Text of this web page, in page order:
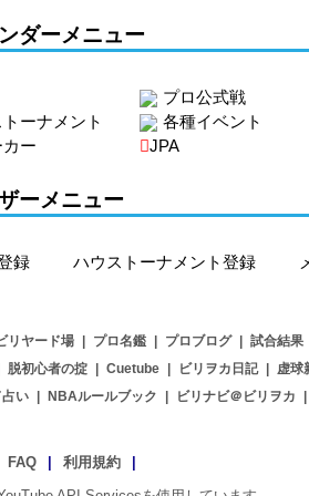
ダーメニュー
プロ公式戦
ーナメント
各種イベント
カー
JPA
ーメニュー
録 ハウストーナメント登録
リヤード場 プロ名鑑 プロブログ 試合結果
脱初心者の掟 Cuetube ビリヲカ日記 虚球
占い NBAルールブック ビリナビ＠ビリヲカ
FAQ 利用規約